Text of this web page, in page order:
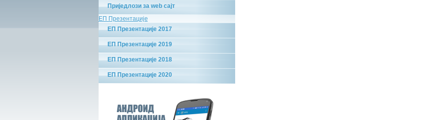
Приједлози за web сајт
ЕП Презентације
ЕП Презентације 2017
ЕП Презентације 2019
ЕП Презентације 2018
ЕП Презентације 2020